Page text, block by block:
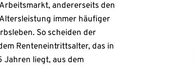
andererseits den
immer häufiger
So scheiden der
Renteneintrittsalter, das in
liegt, aus dem